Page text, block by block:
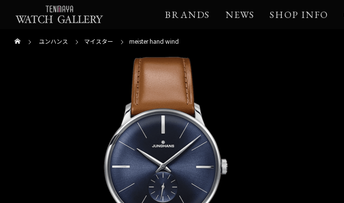
BRANDS NEWS SHOP INFO
ユンハンス マイスター meister hand wind